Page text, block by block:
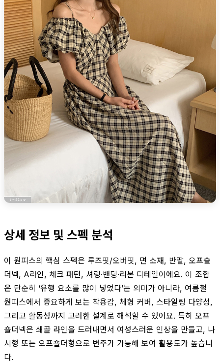
상세 정보 및 스펙 분석
이 원피스의 핵심 스펙은 루즈핏/오버핏, 면 소재, 반팔, 오프숄
더넥, A라인, 체크 패턴, 셔링·밴딩·리본 디테일이에요. 이 조합
은 단순히 ‘유행 요소를 많이 넣었다’는 의미가 아니라, 여름철
원피스에서 중요하게 보는 착용감, 체형 커버, 스타일링 다양성,
그리고 활동성까지 고려한 설계로 해석할 수 있어요. 특히 오프
숄더넥은 쇄골 라인을 드러내면서 여성스러운 인상을 만들고, 나
시형 또는 오프숄더형으로 변주가 가능해 보여 활용도가 높습니
다.